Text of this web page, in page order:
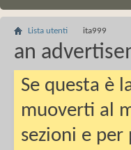
Lista utenti ita999
an
Se questa è
muoverti al
sezioni e